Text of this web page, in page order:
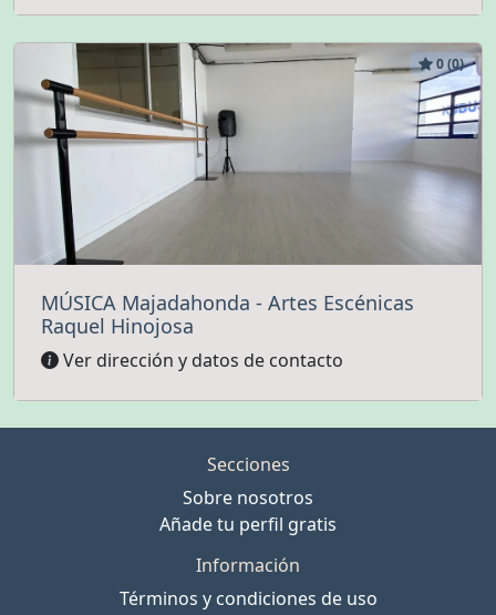
0 (0)
MÚSICA Majadahonda - Artes Escénicas
Raquel Hinojosa
Ver dirección y datos de contacto
Secciones
Sobre nosotros
Añade tu perfil gratis
Información
Términos y condiciones de uso